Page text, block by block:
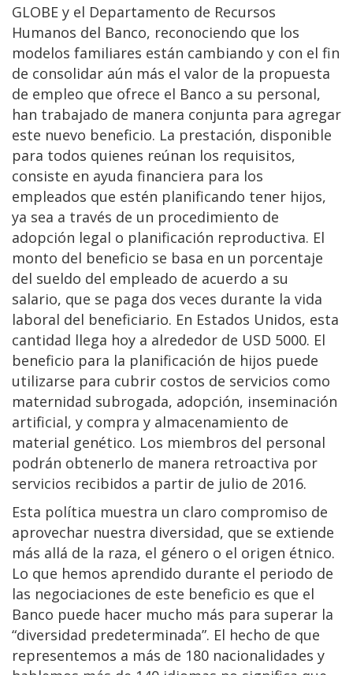
GLOBE y el Departamento de Recursos
Humanos del Banco, reconociendo que los
modelos familiares están cambiando y con el fin
de consolidar aún más el valor de la propuesta
de empleo que ofrece el Banco a su personal,
han trabajado de manera conjunta para agregar
este nuevo beneficio. La prestación, disponible
para todos quienes reúnan los requisitos,
consiste en ayuda financiera para los
empleados que estén planificando tener hijos,
ya sea a través de un procedimiento de
adopción legal o planificación reproductiva. El
monto del beneficio se basa en un porcentaje
del sueldo del empleado de acuerdo a su
salario, que se paga dos veces durante la vida
laboral del beneficiario. En Estados Unidos, esta
cantidad llega hoy a alrededor de USD 5000. El
beneficio para la planificación de hijos puede
utilizarse para cubrir costos de servicios como
maternidad subrogada, adopción, inseminación
artificial, y compra y almacenamiento de
material genético. Los miembros del personal
podrán obtenerlo de manera retroactiva por
servicios recibidos a partir de julio de 2016.
Esta política muestra un claro compromiso de
aprovechar nuestra diversidad, que se extiende
más allá de la raza, el género o el origen étnico.
Lo que hemos aprendido durante el periodo de
las negociaciones de este beneficio es que el
Banco puede hacer mucho más para superar la
“diversidad predeterminada”. El hecho de que
representemos a más de 180 nacionalidades y